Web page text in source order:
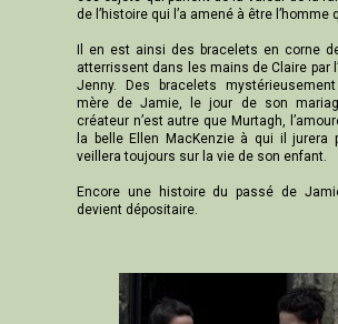
de l’histoire qui l’a amené à être l’homme
Il en est ainsi des bracelets en corne
atterrissent dans les mains de Claire par
Jenny. Des bracelets
mère de Jamie, le jour de son
créateur n’est autre que Murtagh,
la belle Ellen MacKenzie à qui il jurera
veillera toujours sur la vie de son enfant.
Encore une histoire du passé de
devient dépositaire.